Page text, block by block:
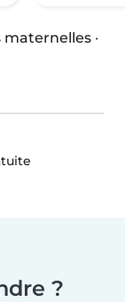
maternelles ·
?